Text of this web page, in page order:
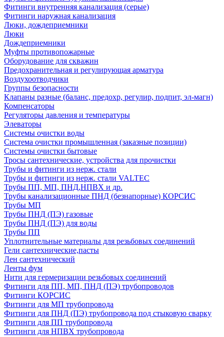
Фитинги внутренняя канализация (серые)
Фитинги наружная канализация
Люки, дождеприемники
Люки
Дождеприемники
Муфты противопожарные
Оборудование для скважин
Предохранительная и регулирующая арматура
Воздухоотводчики
Группы безопасности
Клапаны разные (баланс, предохр, регулир, подпит, эл-магн)
Компенсаторы
Регуляторы давления и температуры
Элеваторы
Системы очистки воды
Система очистки промышленная (заказные позиции)
Системы очистки бытовые
Тросы сантехнические, устройства для прочистки
Трубы и фитинги из нерж. стали
Трубы и фитинги из нерж. стали VALTEC
Трубы ПП, МП, ПНД,НПВХ и др.
Трубы канализационные ПНД (безнапорные) КОРСИС
Трубы МП
Трубы ПНД (ПЭ) газовые
Трубы ПНД (ПЭ) для воды
Трубы ПП
Уплотнительные материалы для резьбовых соединений
Гели сантехнические,пасты
Лен сантехнический
Ленты фум
Нити для гермеризации резьбовых соединений
Фитинги для ПП, МП, ПНД (ПЭ) трубопроводов
Фитинги КОРСИС
Фитинги для МП трубопровода
Фитинги для ПНД (ПЭ) трубопровода под стыковую сварку
Фитинги для ПП трубопровода
Фитинги для НПВХ трубопровода